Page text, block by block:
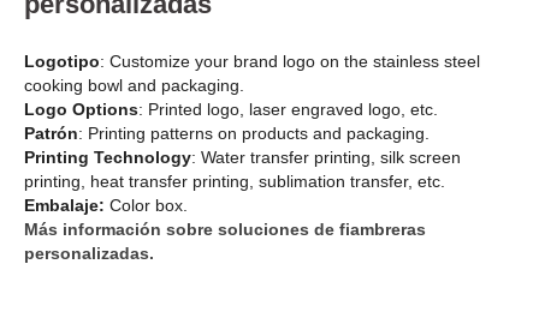
Logotipo: Customize your brand logo on the stainless steel
cooking bowl and packaging.
Logo Options: Printed logo, laser engraved logo, etc.
Patrón: Printing patterns on products and packaging.
Printing Technology: Water transfer printing, silk screen
printing, heat transfer printing, sublimation transfer, etc.
Embalaje: Color box.
Más información sobre soluciones de fiambreras
personalizadas.